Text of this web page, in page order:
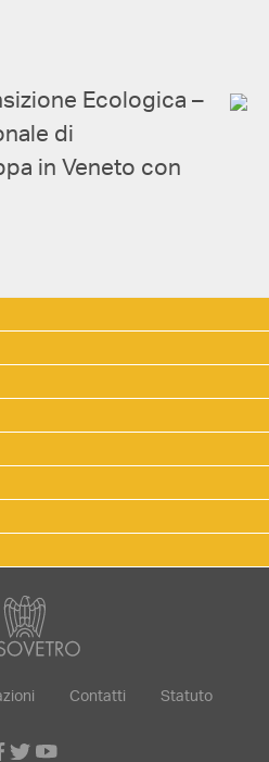
Ecologica –
di
in Veneto con
Contatti Statuto